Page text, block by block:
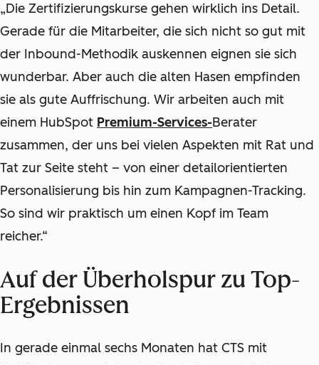
„Die Zertifizierungskurse gehen wirklich ins Detail.
Gerade für die Mitarbeiter, die sich nicht so gut mit
der Inbound-Methodik auskennen eignen sie sich
wunderbar. Aber auch die alten Hasen empfinden
sie als gute Auffrischung. Wir arbeiten auch mit
einem HubSpot Premium-Services-Berater
zusammen, der uns bei vielen Aspekten mit Rat und
Tat zur Seite steht – von einer detailorientierten
Personalisierung bis hin zum Kampagnen-Tracking.
So sind wir praktisch um einen Kopf im Team
reicher.“
Auf der Überholspur zu Top-
Ergebnissen
In gerade einmal sechs Monaten hat CTS mit